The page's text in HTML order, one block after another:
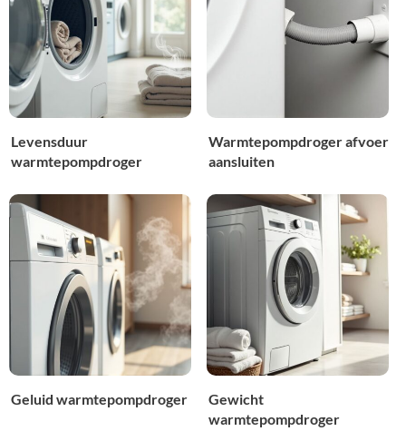
Levensduur
warmtepompdroger
Warmtepompdroger afvoer
aansluiten
Geluid warmtepompdroger
Gewicht
warmtepompdroger